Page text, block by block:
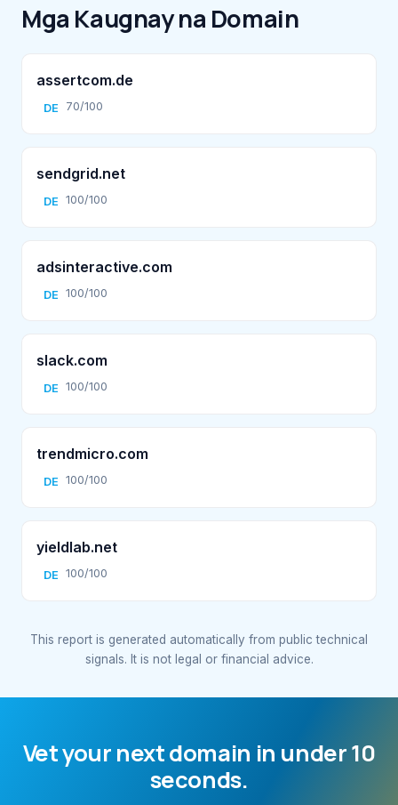
Mga Kaugnay na Domain
assertcom.de
DE 70/100
sendgrid.net
DE 100/100
adsinteractive.com
DE 100/100
slack.com
DE 100/100
trendmicro.com
DE 100/100
yieldlab.net
DE 100/100
This report is generated automatically from public technical
signals. It is not legal or financial advice.
Vet your next domain in under 10
seconds.